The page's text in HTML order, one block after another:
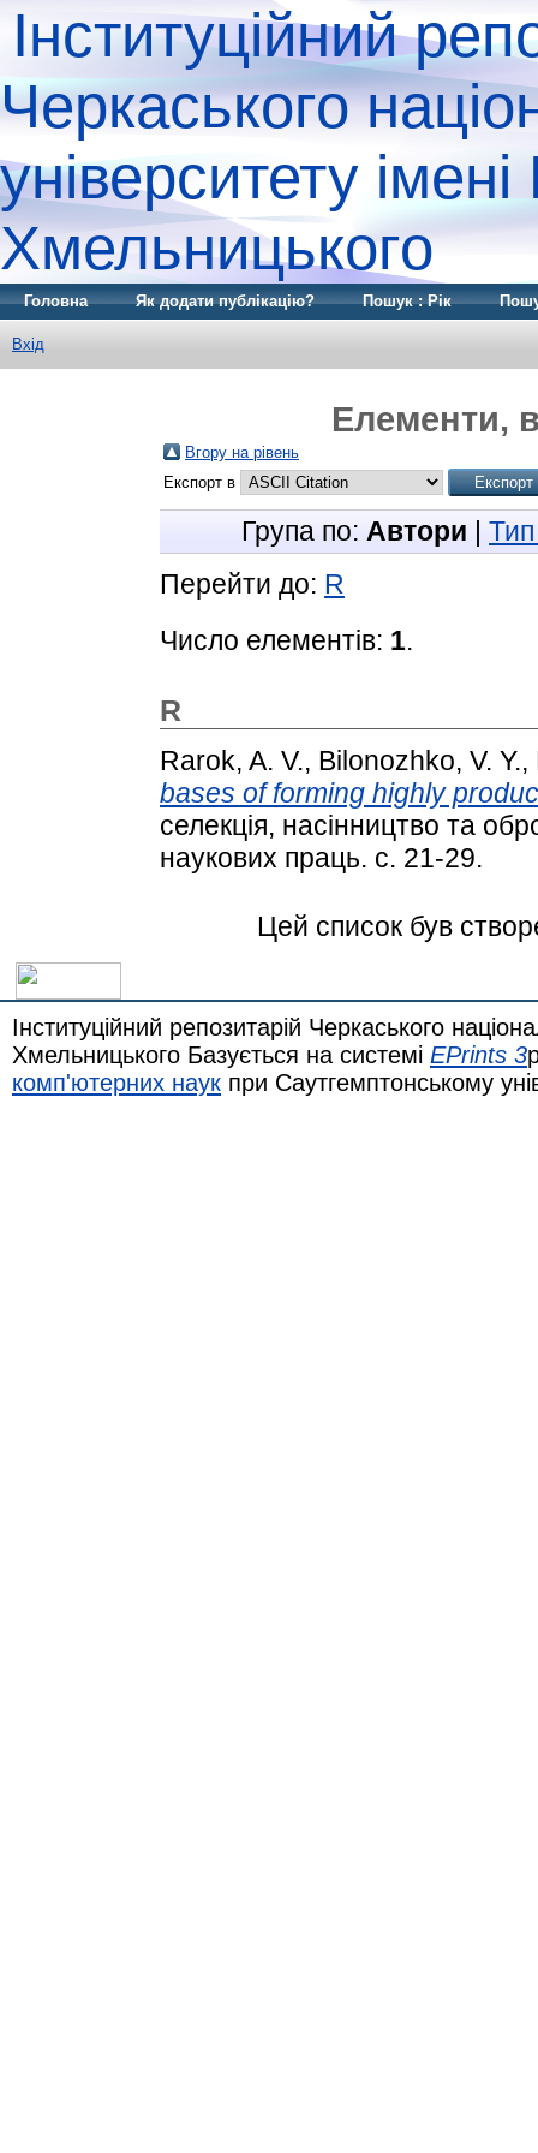
Інституційний
Черкаського
університету
Хмельницького
Головна Як додати публікацію? Пошук : Рік
Вхід
Елементи,
Вгору на рівень
Експорт в
Група по: Автори |
Перейти до: R
Число елементів: 1.
R
Rarok, A. V., Bilonozhko, V. Y.,
bases of forming highly
селекція, насінництво та
наукових праць. с. 21-29.
Цей список був
Інституційний репозитарій Черкаського
Хмельницького Базується на системі EPrints 3
комп'ютерних наук при Саутгемптонському